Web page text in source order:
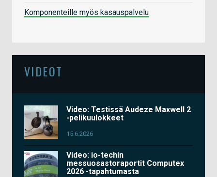
Komponenteille myös kasauspalvelu
VIDEOT
Video: Testissä Audeze Maxwell 2
-pelikuulokkeet
15.6.2026
Video: io-techin
messuosastoraportit Computex
2026 -tapahtumasta